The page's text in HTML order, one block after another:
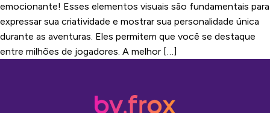
emocionante! Esses elementos visuais são fundamentais para
expressar sua criatividade e mostrar sua personalidade única
durante as aventuras. Eles permitem que você se destaque
entre milhões de jogadores. A melhor […]